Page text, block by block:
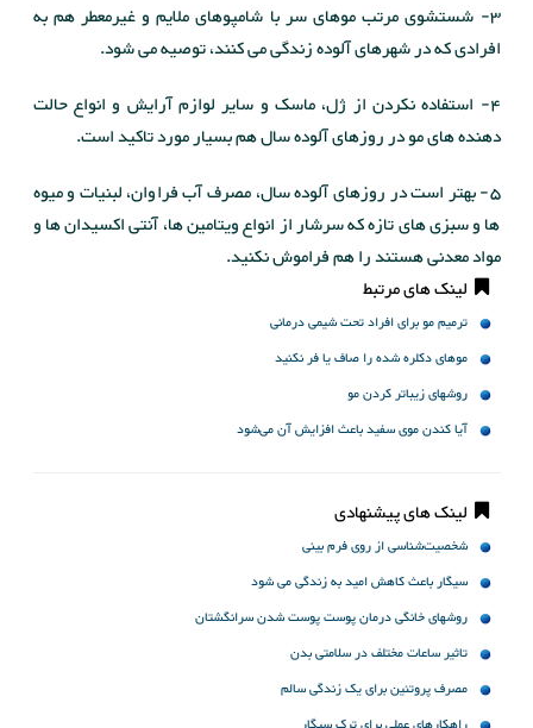
3- شستشوی مرتب موهای سر با شامپوهای ملایم و غیرمعطر هم به
افرادی که در شهرهای آلوده زندگی می کنند، توصیه می شود.
4- استفاده نکردن از ژل، ماسک و سایر لوازم آرایش و انواع حالت
دهنده های مو در روزهای آلوده سال هم بسیار مورد تاکید است.
5- بهتر است در روزهای آلوده سال، مصرف آب فراوان، لبنیات و میوه
ها و سبزی های تازه که سرشار از انواع ویتامین ها، آنتی اکسیدان ها و
مواد معدنی هستند را هم فراموش نکنید.
لینک های مرتبط
ترمیم مو برای افراد تحت شیمی درمانی
موهای دکلره شده را صاف یا فر نکنید
روشهای زیباتر کردن مو
آیا کندن موی سفید باعث افزایش آن می‌شود
لینک های پیشنهادی
شخصیت‌شناسی از روی فرم بینی
سیگار باعث کاهش امید به زندگی می شود
روشهای خانگی درمان پوست پوست شدن سرانگشتان
تاثیر ساعات مختلف در سلامتی بدن
مصرف پروتئین برای یک زندگی سالم